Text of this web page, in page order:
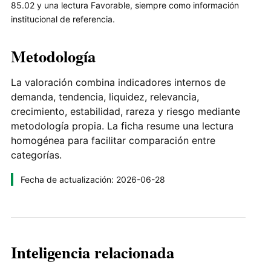
85.02 y una lectura Favorable, siempre como información
institucional de referencia.
Metodología
La valoración combina indicadores internos de
demanda, tendencia, liquidez, relevancia,
crecimiento, estabilidad, rareza y riesgo mediante
metodología propia. La ficha resume una lectura
homogénea para facilitar comparación entre
categorías.
Fecha de actualización: 2026-06-28
Inteligencia relacionada